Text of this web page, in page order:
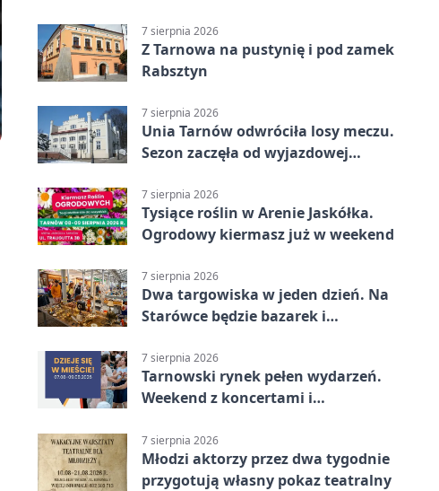
7 sierpnia 2026
Z Tarnowa na pustynię i pod zamek
Rabsztyn
7 sierpnia 2026
Unia Tarnów odwróciła losy meczu.
Sezon zaczęła od wyjazdowej
7 sierpnia 2026
Tysiące roślin w Arenie Jaskółka.
Ogrodowy kiermasz już w weekend
7 sierpnia 2026
Dwa targowiska w jeden dzień. Na
Starówce będzie bazarek i
7 sierpnia 2026
Tarnowski rynek pełen wydarzeń.
Weekend z koncertami i
7 sierpnia 2026
Młodzi aktorzy przez dwa tygodnie
przygotują własny pokaz teatralny